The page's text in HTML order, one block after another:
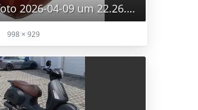
Bildschirmfoto 2026-04-09 um 22.26.55.png
998 × 929